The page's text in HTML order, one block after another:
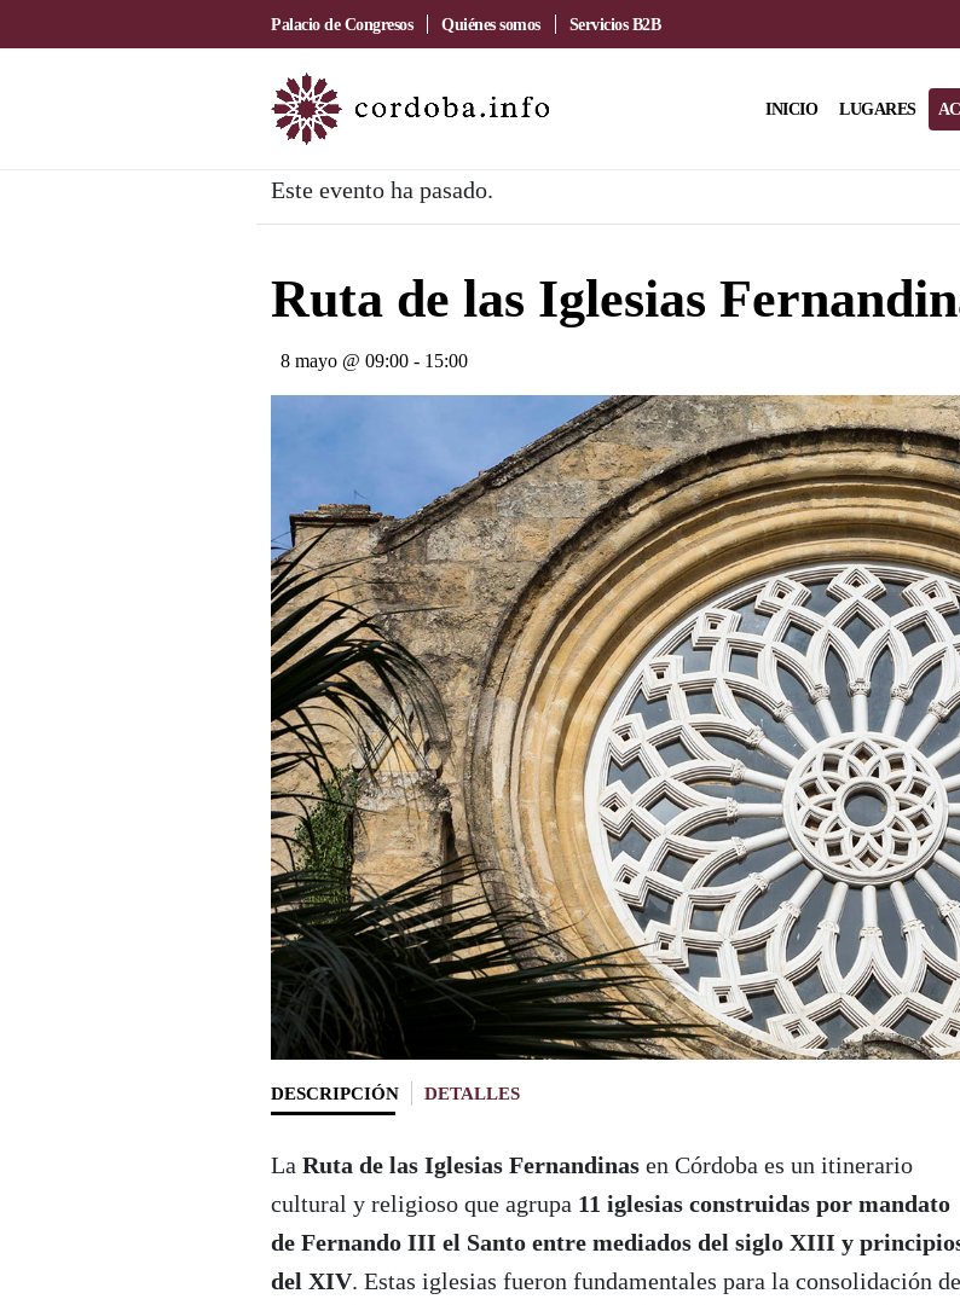
Palacio de Congresos Quiénes somos Servicios B2B
INICIO LUGARES
Este evento ha pasado.
Ruta de las Iglesias
8 mayo @ 09:00 - 15:00
DESCRIPCIÓN DETALLES
La Ruta de las Iglesias Fernandinas en Córdoba es un itinerario
cultural y religioso que agrupa 11 iglesias construidas por mandato
de Fernando III el Santo entre mediados del siglo XIII y
del XIV. Estas iglesias fueron fundamentales para la consolidación